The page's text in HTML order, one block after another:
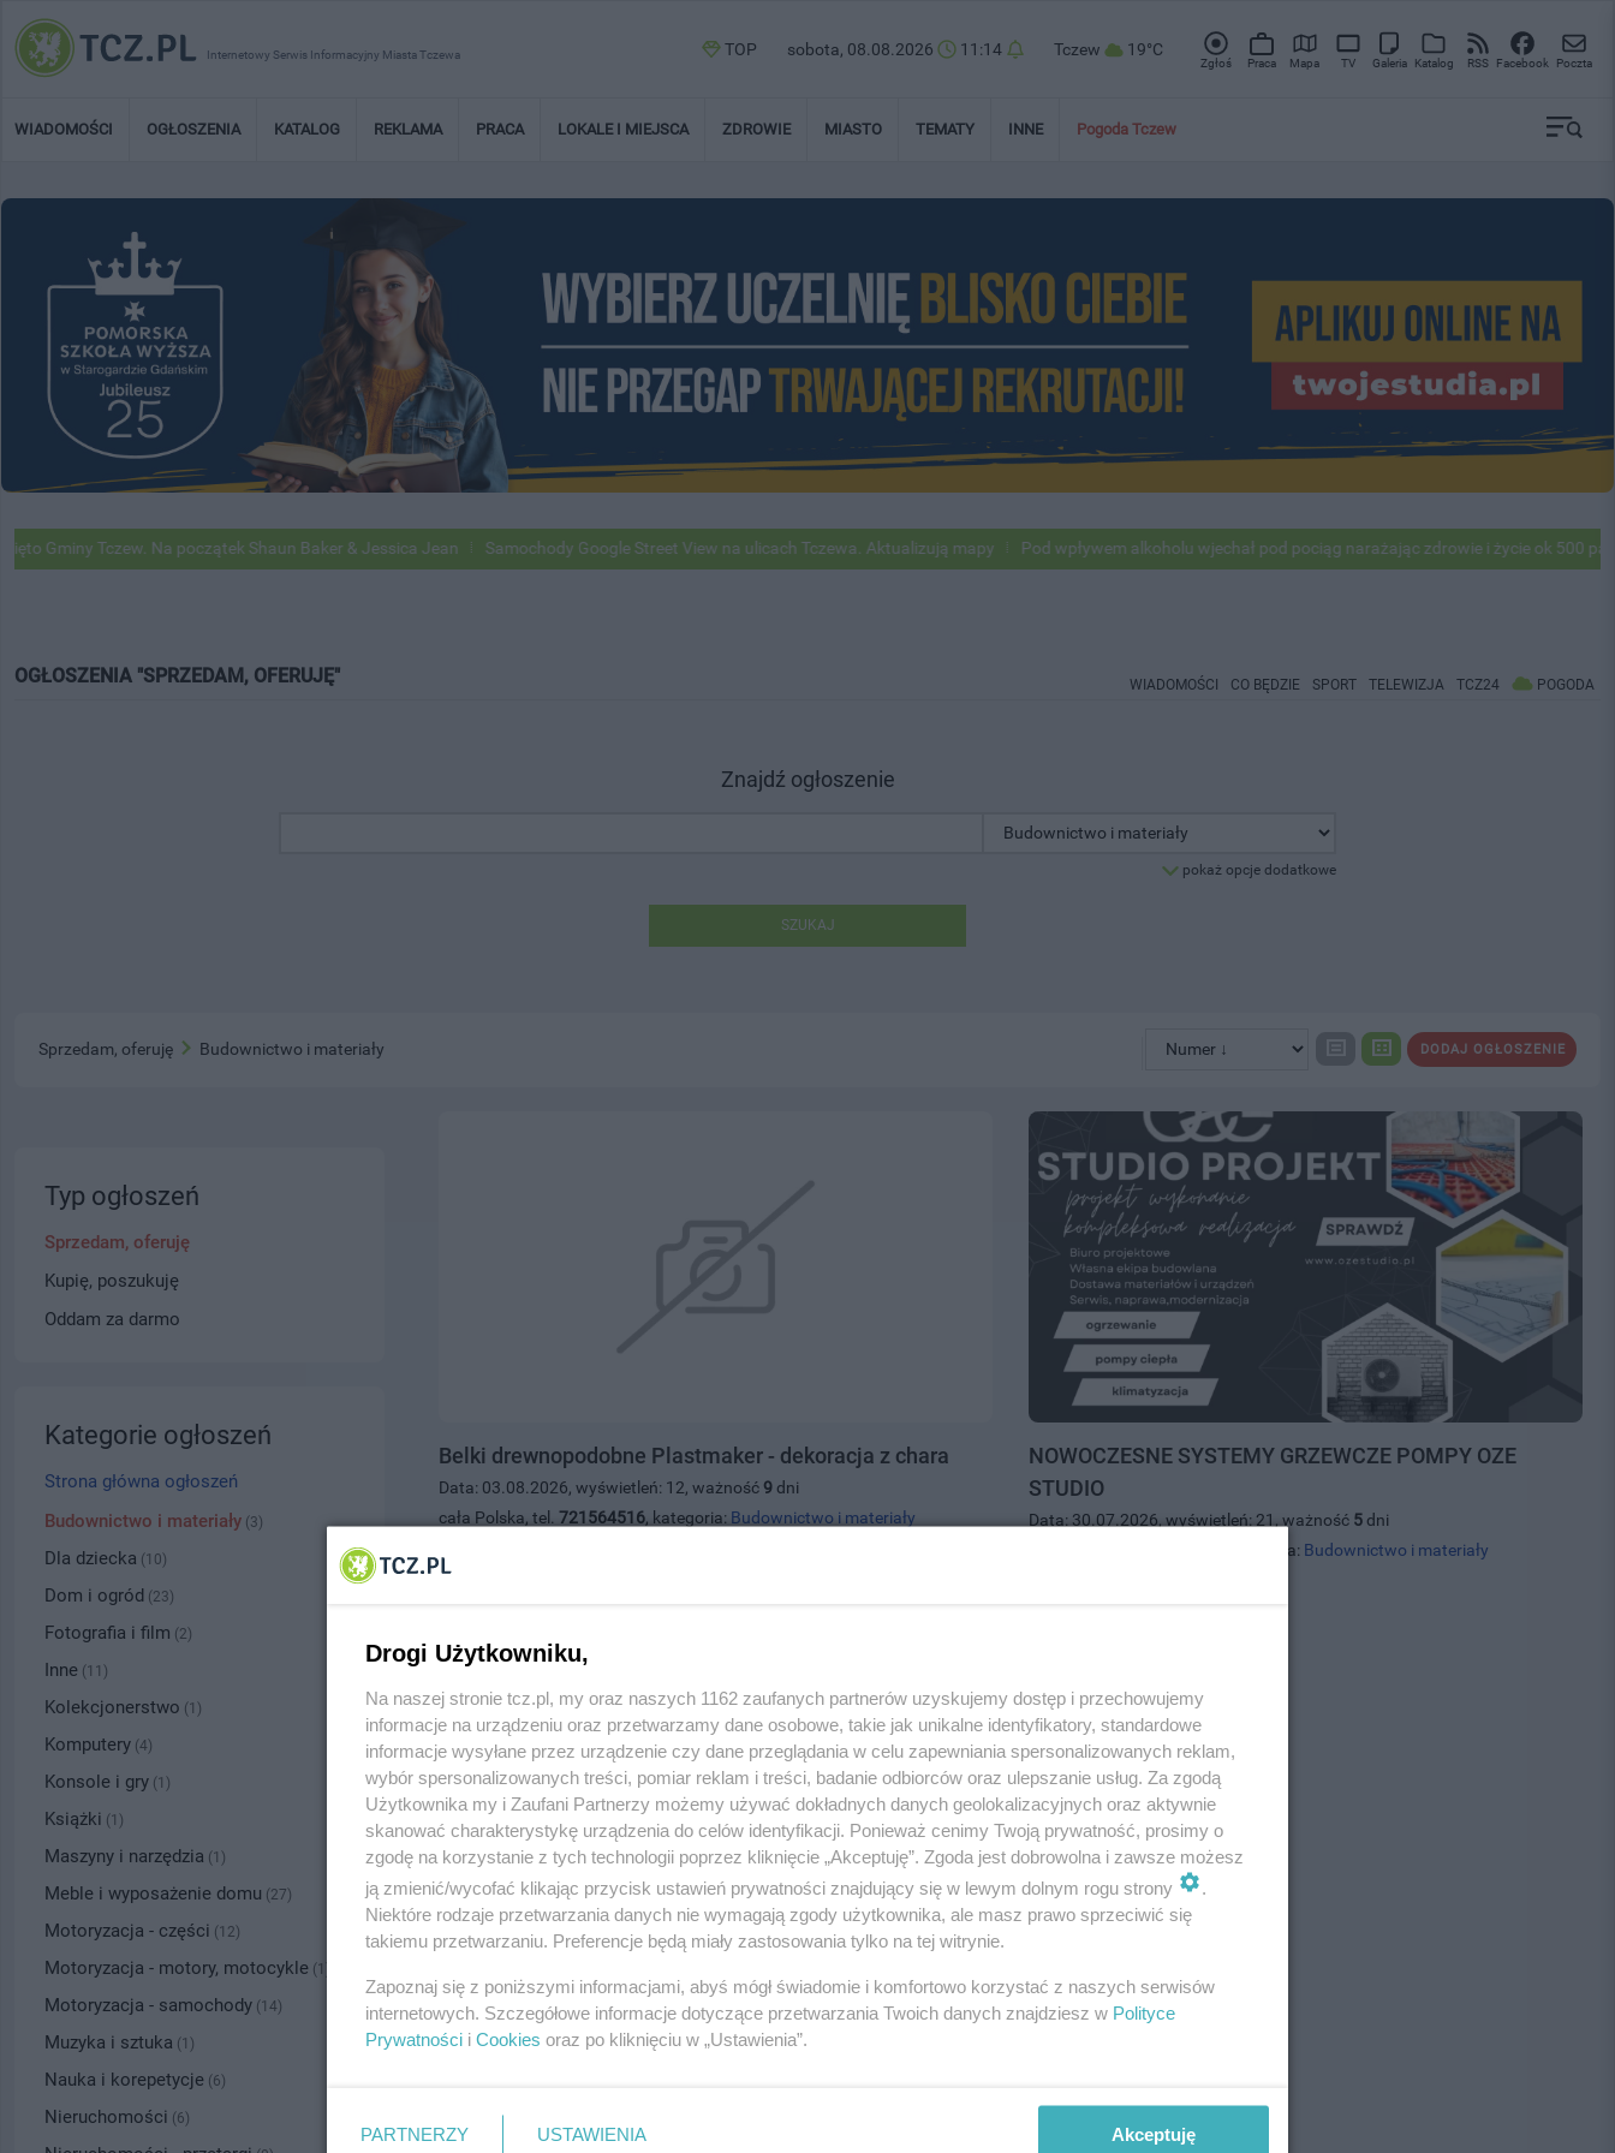
Internetowy Serwis Informacyjny Miasta Tczewa TOP sobota, 08.08.2026 11:14 Tczew 19°C
Zgłoś Praca Mapa TV Galeria Katalog RSS Facebook Poczta
WIADOMOŚCI OGŁOSZENIA KATALOG REKLAMA PRACA LOKALE I MIEJSCA ZDROWIE MIASTO TEMATY INNE Pogoda Tczew
Tczew. Na początek Shaun Baker & Jessica Jean Samochody Google Street View na ulicach Tczewa. Aktualizują mapy Pod wpływem alkoholu wjechał pod pociąg narażając zdrowie i życie ok 500
OGŁOSZENIA "SPRZEDAM, OFERUJĘ" WIADOMOŚCI CO BĘDZIE SPORT TELEWIZJA TCZ24 POGODA
Znajdź ogłoszenie
pokaż opcje dodatkowe
SZUKAJ
DODAJ OGŁOSZENIE
Sprzedam, oferuję Budownictwo i materiały
Belki drewnopodobne Plastmaker - dekoracja z chara
Data: 03.08.2026, wyświetleń: 12, ważność 9dni
cała Polska, tel. 721564516, kategoria: Budownictwo i materiały
NOWOCZESNE SYSTEMY GRZEWCZE POMPY OZE
STUDIO
Data: 30.07.2026, wyświetleń: 21, ważność 5dni
, kategoria: Budownictwo i materiały
Data: 28.07.2026, wyświetleń: 24, ważność3
cała Polska, tel.
609868195 , kategoria: Budownictwo i materiały
Typ ogłoszeń
Sprzedam, oferuję
Kupię, poszukuję
Oddam za darmo
Kategorie ogłoszeń
Strona główna ogłoszeń
Budownictwo i materiały (3)
Dla dziecka (10)
Dom i ogród (23)
Fotografia i film (2)
Inne (11)
Kolekcjonerstwo (1)
Komputery (4)
Konsole i gry (1)
Książki (1)
Maszyny i narzędzia (1)
Meble i wyposażenie domu (27)
Motoryzacja - części (12)
Motoryzacja - motory, motocykle (1)
Motoryzacja - samochody (14)
Muzyka i sztuka (1)
Nauka i korepetycje (6)
Nieruchomości (6)
Drogi Użytkowniku,
Na naszej stronie tcz.pl, my oraz naszych 1162 zaufanych partnerów uzyskujemy dostęp i przechowujemy
informacje na urządzeniu oraz przetwarzamy dane osobowe, takie jak unikalne identyfikatory, standardowe
informacje wysyłane przez urządzenie czy dane przeglądania w celu zapewniania spersonalizowanych reklam,
wybór spersonalizowanych treści, pomiar reklam i treści, badanie odbiorców oraz ulepszanie usług. Za zgodą
Użytkownika my i Zaufani Partnerzy możemy używać dokładnych danych geolokalizacyjnych oraz aktywnie
skanować charakterystykę urządzenia do celów identyfikacji. Ponieważ cenimy Twoją prywatność, prosimy o
zgodę na korzystanie z tych technologii poprzez kliknięcie „Akceptuję”. Zgoda jest dobrowolna i zawsze możesz
ją zmienić/wycofać klikając przycisk ustawień prywatności znajdujący się w lewym dolnym rogu strony
Niektóre rodzaje przetwarzania danych nie wymagają zgody użytkownika, ale masz prawo sprzeciwić się
takiemu przetwarzaniu. Preferencje będą miały zastosowania tylko na tej witrynie.
Zapoznaj się z poniższymi informacjami, abyś mógł świadomie i komfortowo korzystać z naszych serwisów
internetowych. Szczegółowe informacje dotyczące przetwarzania Twoich danych znajdziesz w Polityce
Prywatności i Cookies oraz po kliknięciu w „Ustawienia”.
PARTNERZY USTAWIENIA Akceptuję